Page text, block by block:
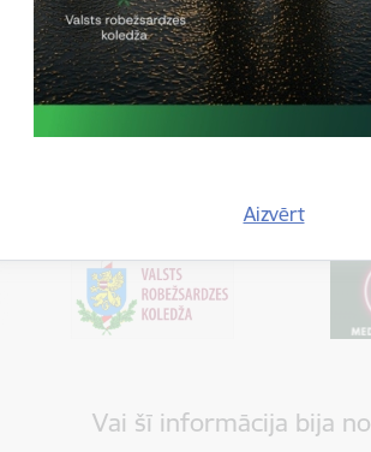
Aizvērt
tēmas
Konstatētie pārkāpumi
Vai šī informācija bija